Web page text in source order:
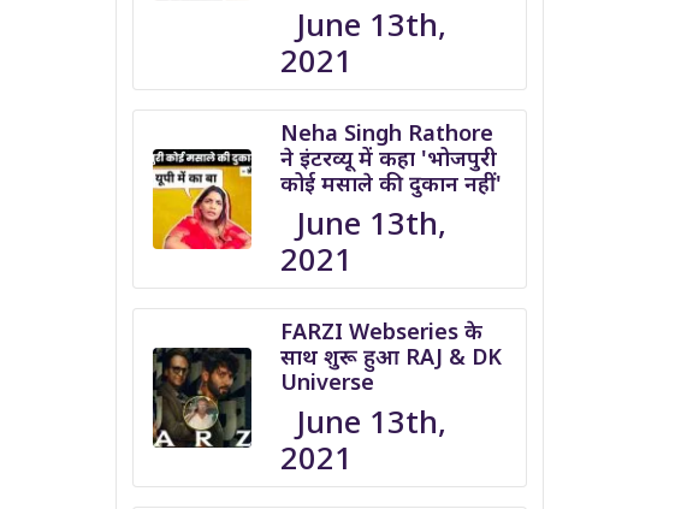
June 13th,
2021
Neha Singh Rathore
ने इंटरव्यू में कहा 'भोजपुरी
कोई मसाले की दुकान नहीं'
June 13th,
2021
FARZI Webseries के
साथ शुरू हुआ RAJ & DK
Universe
June 13th,
2021